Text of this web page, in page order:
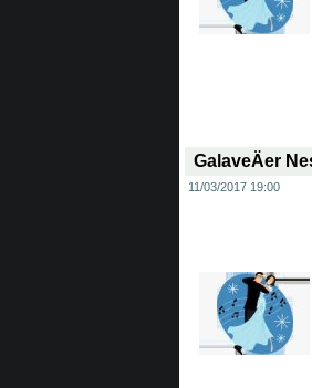
GalaveÄer
11/03/2017 19:00